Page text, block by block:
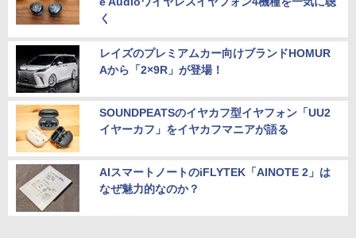
く
レイズのプレミアムカー向けブランドHOMUR
Aから「2×9R」が登場！
SOUNDPEATSのイヤカフ型イヤフォン「UU2
イヤーカフ」をイヤカフマニアが語る
AIスマートノートのiFLYTEK「AINOTE 2」は
なぜ魅力的なのか？